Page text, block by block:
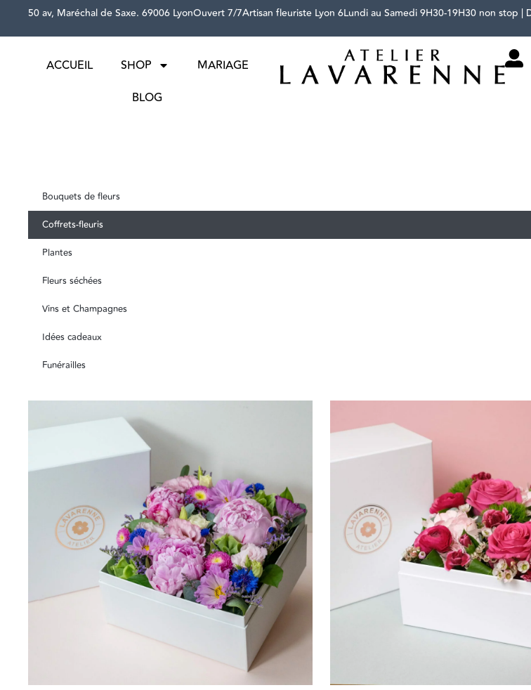
50 av, Maréchal de Saxe. 69006 LyonOuvert 7/7Artisan fleuriste Lyon 6Lundi au Samedi 9H30-19H30 non stop |
ACCUEIL SHOP
MARIAGE
BLOG
Bouquets de fleurs
Coffrets-fleuris
Plantes
Fleurs séchées
Vins et Champagnes
Idées cadeaux
Funérailles